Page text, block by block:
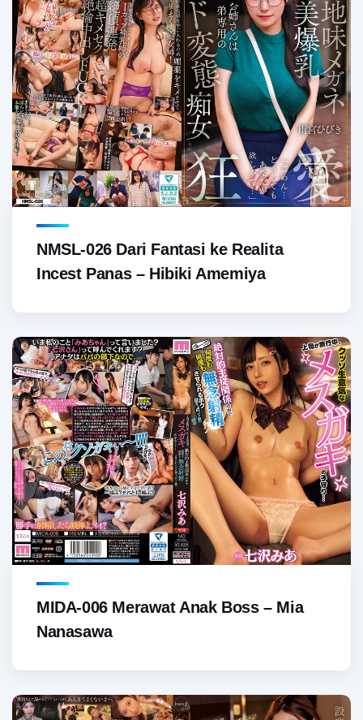
NMSL-026 Dari Fantasi ke Realita
Incest Panas – Hibiki Amemiya
MIDA-006 Merawat Anak Boss – Mia
Nanasawa